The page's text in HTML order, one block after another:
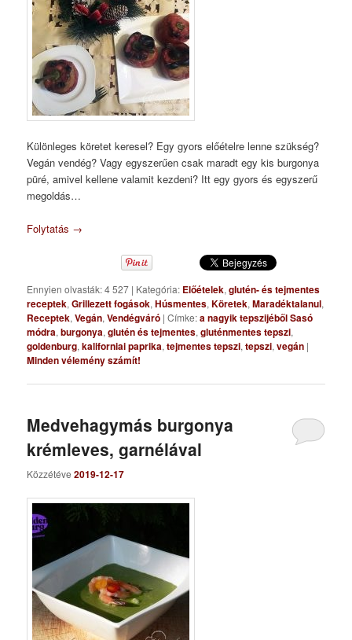
Különleges köretet keresel? Egy gyors előételre lenne szükség?
Vegán vendég? Vagy egyszerűen csak maradt egy kis burgonya
püré, amivel kellene valamit kezdeni? Itt egy gyors és egyszerű
megoldás…
Folytatás →
Ennyien olvasták: 4 527 | Kategória: Előételek,glutén- és tejmentes
receptek,Grillezett fogások,Húsmentes,Köretek,Maradéktalanul,
Receptek,Vegán,Vendégváró |Címke:a nagyik tepszijéből Sasó
módra,burgonya,glutén és tejmentes,gluténmentes tepszi,
goldenburg,kaliforniai paprika,tejmentes tepszi,tepszi,vegán |
Minden vélemény számít!
Medvehagymás burgonya
krémleves, garnélával
Közzétéve2019-12-17